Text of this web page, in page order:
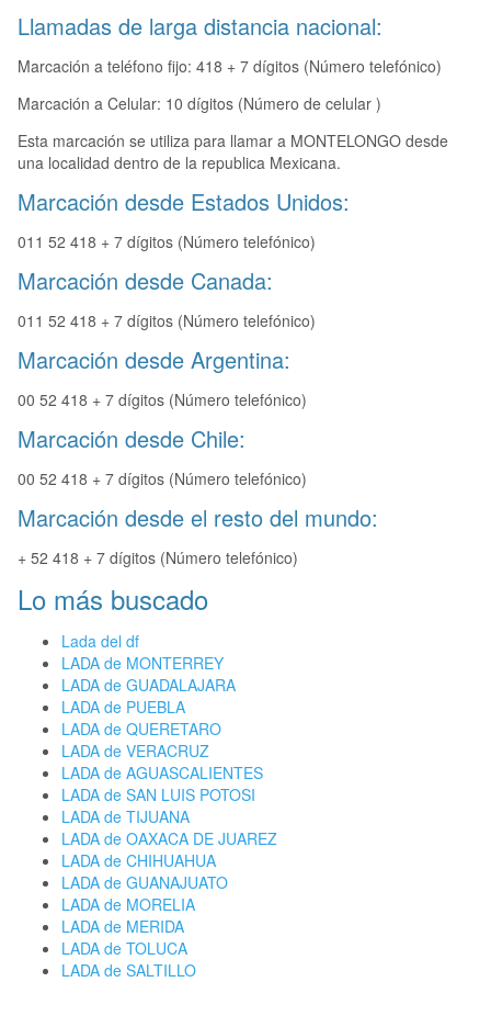
Llamadas de larga distancia nacional:
Marcación a teléfono fijo: 418 + 7 dígitos (Número telefónico)
Marcación a Celular: 10 dígitos (Número de celular )
Esta marcación se utiliza para llamar a MONTELONGO desde
una localidad dentro de la republica Mexicana.
Marcación desde Estados Unidos:
011 52 418 + 7 dígitos (Número telefónico)
Marcación desde Canada:
011 52 418 + 7 dígitos (Número telefónico)
Marcación desde Argentina:
00 52 418 + 7 dígitos (Número telefónico)
Marcación desde Chile:
00 52 418 + 7 dígitos (Número telefónico)
Marcación desde el resto del mundo:
+ 52 418 + 7 dígitos (Número telefónico)
Lo más buscado
Lada del df
LADA de MONTERREY
LADA de GUADALAJARA
LADA de PUEBLA
LADA de QUERETARO
LADA de VERACRUZ
LADA de AGUASCALIENTES
LADA de SAN LUIS POTOSI
LADA de TIJUANA
LADA de OAXACA DE JUAREZ
LADA de CHIHUAHUA
LADA de GUANAJUATO
LADA de MORELIA
LADA de MERIDA
LADA de TOLUCA
LADA de SALTILLO